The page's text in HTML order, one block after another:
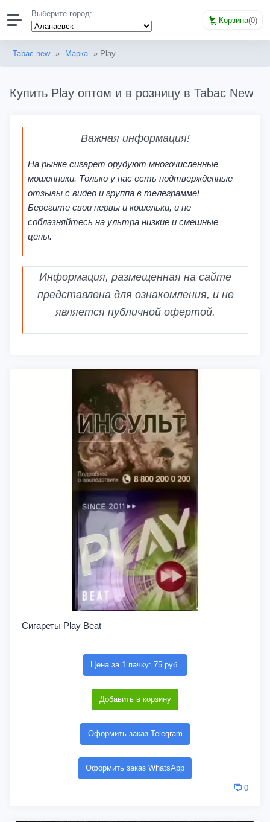
Выберите город:
Корзина(0)
Tabac new » Марка » Play
Купить Play оптом и в розницу в Tabac New
Важная информация!
На рынке сигарет орудуют многочисленные
мошенники. Только у нас есть подтвержденные
отзывы с видео и группа в телеграмме!
Берегите свои нервы и кошельки, и не
соблазняйтесь на ультра низкие и смешные
цены.
Информация, размещенная на сайте
представлена для ознакомления, и не
является публичной офертой.
Сигареты Play Beat
Цена за 1 пачку: 75 руб.
Добавить в корзину
Оформить заказ Telegram
Оформить заказ WhatsApp
0